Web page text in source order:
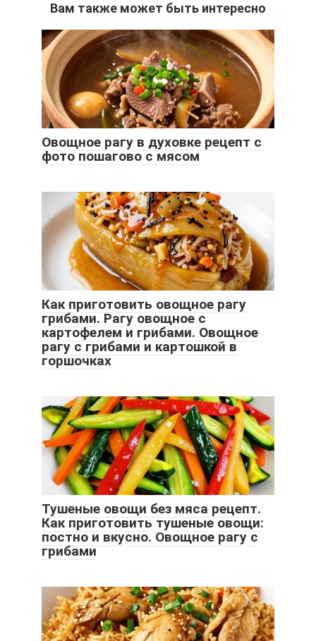
Вам также может быть интересно
Овощное рагу в духовке рецепт с
фото пошагово с мясом
Как приготовить овощное рагу
грибами. Рагу овощное с
картофелем и грибами. Овощное
рагу с грибами и картошкой в
горшочках
Тушеные овощи без мяса рецепт.
Как приготовить тушеные овощи:
постно и вкусно. Овощное рагу с
грибами